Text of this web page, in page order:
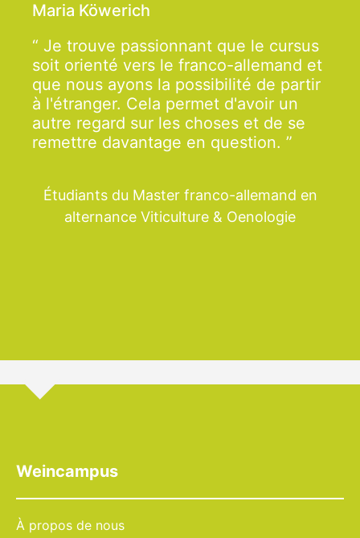
Maria Köwerich
Je trouve passionnant que le cursus
soit orienté vers le franco-allemand et
que nous ayons la possibilité de partir
à l'étranger. Cela permet d'avoir un
autre regard sur les choses et de se
remettre davantage en question.
Étudiants du Master franco-allemand en
alternance Viticulture & Oenologie
Weincampus
À propos de nous